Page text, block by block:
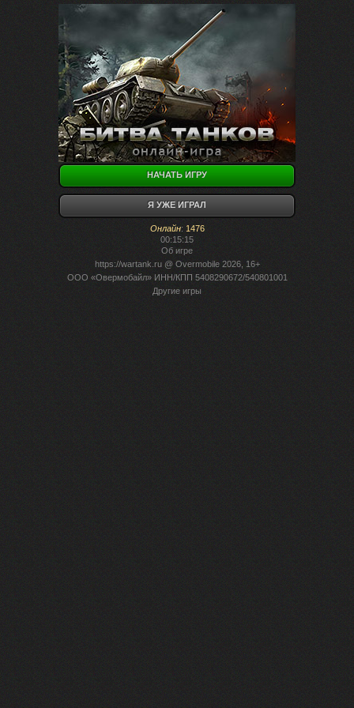
НАЧАТЬ ИГРУ
Я УЖЕ ИГРАЛ
Онлайн: 1476
00:15:15
Об игре
https://wartank.ru@ Overmobile 2026, 16+
ООО «Овермобайл» ИНН/КПП 5408290672/540801001
Другие игры